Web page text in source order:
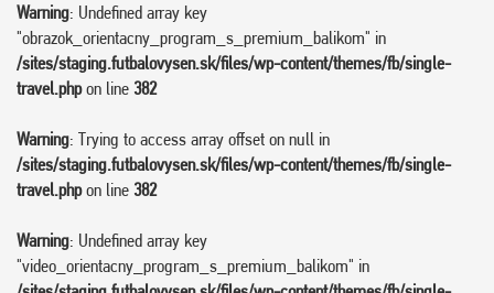
Warning: Undefined array key
"obrazok_orientacny_program_s_premium_balikom" in
/sites/staging.futbalovysen.sk/files/wp-content/themes/fb/single-
travel.phpon line 382
Warning: Trying to access array offset on null in
/sites/staging.futbalovysen.sk/files/wp-content/themes/fb/single-
travel.phpon line 382
Warning: Undefined array key
"video_orientacny_program_s_premium_balikom" in